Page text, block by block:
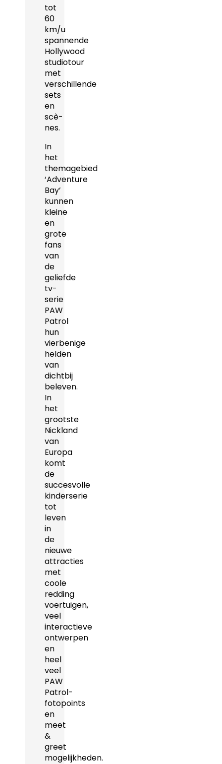
tot
60
km/u
spannende
Hollywood
studiotour
met
verschillende
sets
en
scè-
nes.
In
het
themagebied
‘Adventure
Bay’
kunnen
kleine
en
grote
fans
van
de
geliefde
tv-
serie
PAW
Patrol
hun
vierbenige
helden
van
dichtbij
beleven.
In
het
grootste
Nickland
van
Europa
komt
de
succesvolle
kinderserie
tot
leven
in
de
nieuwe
attracties
met
coole
redding
voertuigen,
veel
interactieve
ontwerpen
en
heel
veel
PAW
Patrol-
fotopoints
en
meet
&
greet
mogelijkheden.